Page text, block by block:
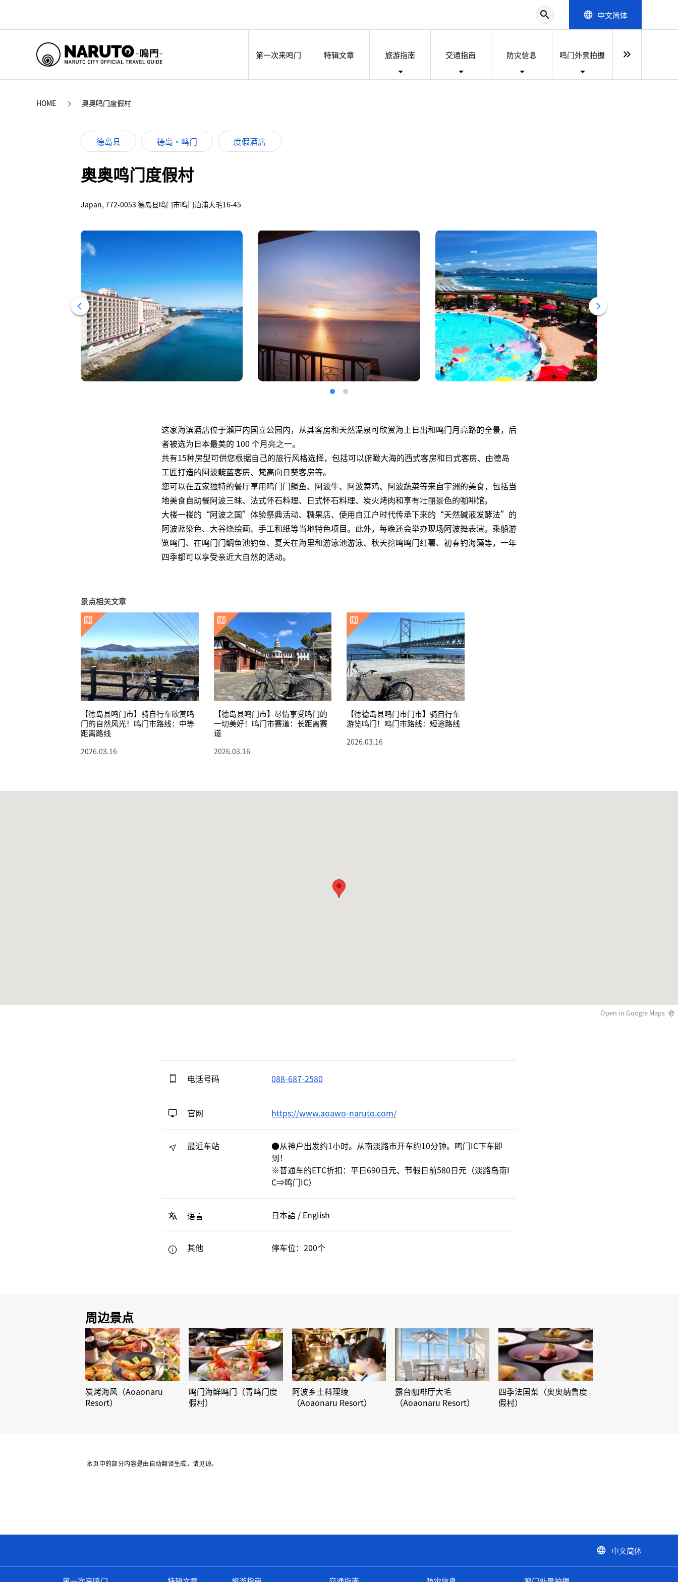
search language 中文简体
第一次来鸣门 特辑文章 旅游指南 交通指南 防灾信息 鸣门外景拍摄 keyboard_double_arrow_right
HOME 奥奥鸣门度假村
德岛县 德岛・鸣门 度假酒店
奥奥鸣门度假村
Japan, 772-0053 德岛县鸣门市鸣门泊浦大毛16-45
这家海滨酒店位于瀬戸内国立公园内，从其客房和天然温泉可欣赏海上日出和鸣门月亮路的全景，后
者被选为日本最美的 100 个月亮之一。
共有15种房型可供您根据自己的旅行风格选择，包括可以俯瞰大海的西式客房和日式客房、由德岛
工匠打造的阿波靛蓝客房、梵高向日葵客房等。
您可以在五家独特的餐厅享用鸣门门鲷鱼、阿波牛、阿波舞鸡、阿波蔬菜等来自宇洲的美食，包括当
地美食自助餐阿波三昧、法式怀石料理、日式怀石料理、炭火烤肉和享有壮丽景色的咖啡馆。
大楼一楼的“阿波之国”体验祭典活动、糖果店、使用自江户时代传承下来的“天然碱液发酵法”的
阿波蓝染色、大谷烧绘画、手工和纸等当地特色项目。此外，每晚还会举办现场阿波舞表演。乘船游
览鸣门、在鸣门门鲷鱼池钓鱼、夏天在海里和游泳池游泳、秋天挖鸣鸣门红薯、初春钓海藻等，一年
四季都可以享受亲近大自然的活动。
景点相关文章
【德岛县鸣门市】骑自行车欣赏鸣
门的自然风光！鸣门市路线：中等
距离路线
2026.03.16
【德岛县鸣门市】尽情享受鸣门的
一切美好！鸣门市赛道：长距离赛
道
2026.03.16
【德德岛县鸣门市门市】骑自行车
游览鸣门！鸣门市路线：短途路线
2026.03.16
Open in Google Maps
电话号码 088-687-2580
官网 https://www.aoawo-naruto.com/
最近车站
●从神户出发约1小时。从南淡路市开车约10分钟。鸣门IC下车即
到！
※普通车的ETC折扣：平日690日元、节假日前580日元（淡路岛南I
C⇒鸣门IC）
语言 日本語 / English
其他 停车位：200个
周边景点
炭烤海风（Aoaonaru
Resort）
鸣门海鲜鸣门（青鸣门度
假村）
阿波乡土料理绫
（Aoaonaru Resort）
露台咖啡厅大毛
（Aoaonaru Resort）
四季法国菜（奥奥纳鲁度
假村）
本页中的部分内容是由自动翻译生成，请见谅。
language 中文简体